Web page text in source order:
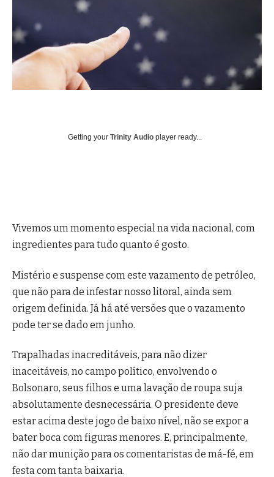
Getting your Trinity Audio player ready...
Vivemos um momento especial na vida nacional, com
ingredientes para tudo quanto é gosto.
Mistério e suspense com este vazamento de petróleo,
que não para de infestar nosso litoral, ainda sem
origem definida. Já há até versões que o vazamento
pode ter se dado em junho.
Trapalhadas inacreditáveis, para não dizer
inaceitáveis, no campo político, envolvendo o
Bolsonaro, seus filhos e uma lavação de roupa suja
absolutamente desnecessária. O presidente deve
estar acima deste jogo de baixo nível, não se expor a
bater boca com figuras menores. E, principalmente,
não dar munição para os comentaristas de má-fé, em
festa com tanta baixaria.